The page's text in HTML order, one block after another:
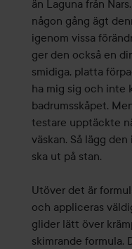
än Laguna från
någon gång ägt
igenom vissa
ger den också en
smidiga, platta
ha mig sig och inte
badrumsskåpet.
testare upptäckte
väskan. Så lägg
ska ut på stan.
Utöver det är
och appliceras
glider lätt över
skimrande formula.